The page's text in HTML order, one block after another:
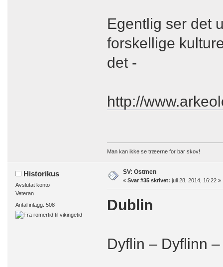
Egentlig ser det
forskellige
det -
http://
Man kan ikke se træerne for bar skov!
Historikus
Avslutat konto
Veteran
Antal inlägg: 508
SV: Ostmen
« Svar #35 skrivet: juli 28, 2014, 16:22 »
Dublin
Dyflin – Dyflinn